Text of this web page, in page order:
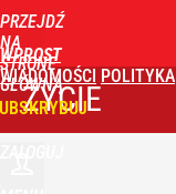
PRZEJDŹ
NA
STRONĘ
GŁÓWNĄ
WPROST
WIADOMOŚCI POLITYKA
ŻYCIE